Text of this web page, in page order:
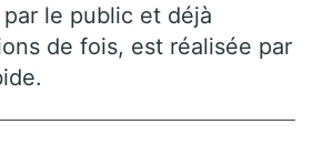
le public et déjà
de fois, est réalisée par